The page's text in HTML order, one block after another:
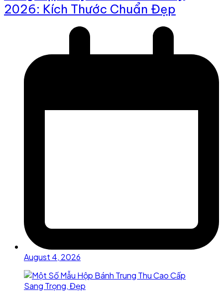
2026: Kích Thước Chuẩn Đẹp
August 4, 2026